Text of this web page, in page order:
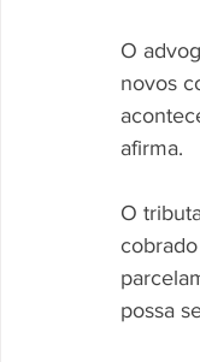
O
novos
afirma.
O
possa